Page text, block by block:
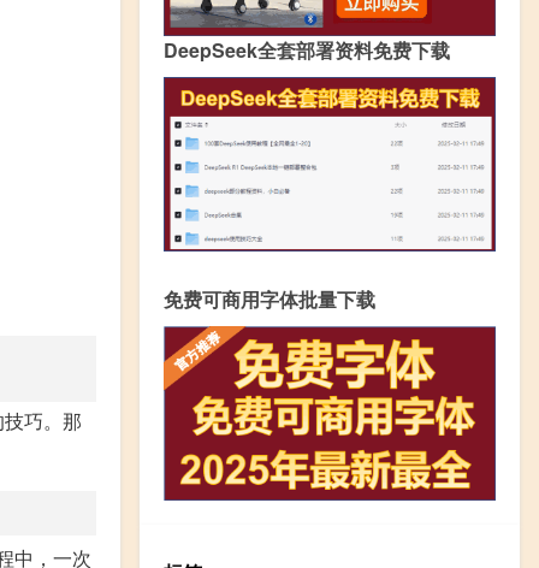
巧。那
中，一次
DeepSeek全套部署资料免费下载
免费可商用字体批量下载